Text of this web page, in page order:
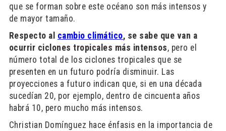
que se forman sobre este océano son más intensos y
de mayor tamaño.
Respecto al cambio climático, se sabe que van a
ocurrir ciclones tropicales más intensos, pero el
número total de los ciclones tropicales que se
presenten en un futuro podría disminuir. Las
proyecciones a futuro indican que, si en una década
sucedían 20, por ejemplo, dentro de cincuenta años
habrá 10, pero mucho más intensos.
Christian Domínguez hace énfasis en la importancia de